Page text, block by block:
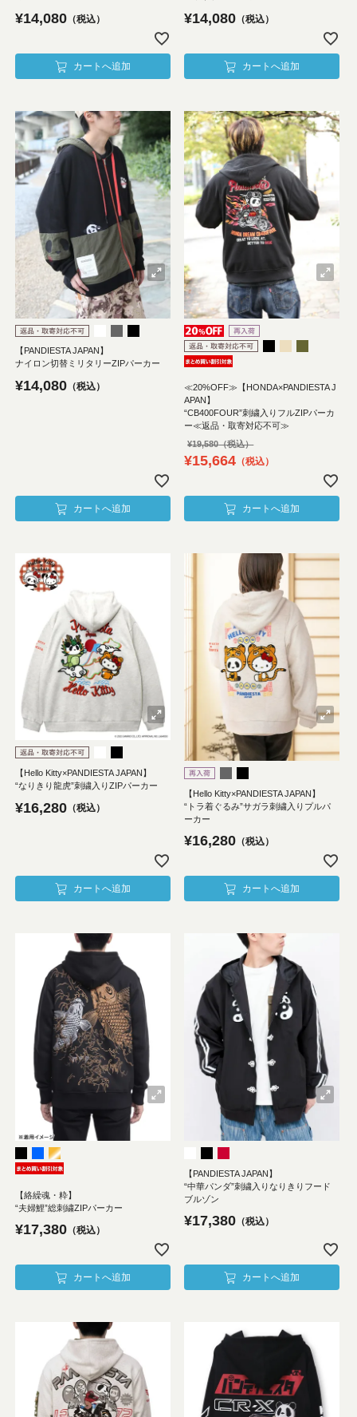
¥14,080 税込
カートへ追加
¥14,080 税込
カートへ追加
【PANDIESTA JAPAN】
ナイロン切替ミリタリーZIPパーカー
¥14,080 税込
カートへ追加
≪20%OFF≫【HONDA×PANDIESTA J
APAN】
“CB400FOUR”刺繍入りフルZIPパーカ
ー≪返品・取寄対応不可≫
¥19,580
¥15,664 税込
カートへ追加
【Hello Kitty×PANDIESTA JAPAN】
“なりきり龍虎”刺繍入りZIPパーカー
¥16,280 税込
カートへ追加
【Hello Kitty×PANDIESTA JAPAN】
“トラ着ぐるみ”サガラ刺繍入りプルパ
ーカー
¥16,280 税込
カートへ追加
【絡繰魂・粋】
“夫婦鯉”総刺繍ZIPパーカー
¥17,380 税込
カートへ追加
【PANDIESTA JAPAN】
“中華パンダ”刺繍入りなりきりフード
ブルゾン
¥17,380 税込
カートへ追加